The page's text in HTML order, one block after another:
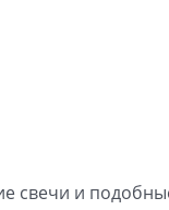
свечи и